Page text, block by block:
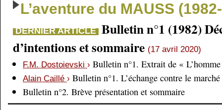
L’aventure du MAUSS
DERNIER ARTICLE Bulletin n°1 (1982)
d’intentions et sommaire (17 avril 2020)
F.M. Dostoievski › Bulletin n°1. Extrait de «
Alain Caillé › Bulletin n°1. L’échange contre le marché
Bulletin n°2. Brève présentation et sommaire